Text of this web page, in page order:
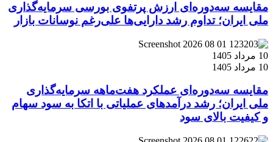
مقایسه سه‌دوره‌ای ارزش پرتفوی بورسی سرمایه‌گذاری
ملی ایران؛ تداوم رشد دارایی‌ها علی‌رغم نوسانات بازار
10 مرداد 1405
10 مرداد 1405
مقایسه سه‌دوره‌ای عملکرد هفت‌ماهه سرمایه‌گذاری
ملی ایران؛ رشد درآمدهای عملیاتی با اتکا به سود سهام
و کیفیت بالای سود